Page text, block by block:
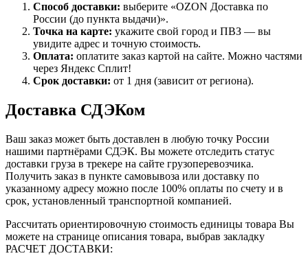
Способ доставки: выберите «OZON Доставка по
России (до пункта выдачи)».
Точка на карте: укажите свой город и ПВЗ — вы
увидите адрес и точную стоимость.
Оплата: оплатите заказ картой на сайте. Можно частями
через Яндекс Сплит!
Срок доставки: от 1 дня (зависит от региона).
Доставка СДЭКом
Ваш заказ может быть доставлен в любую точку России
нашими партнёрами СДЭК. Вы можете отследить статус
доставки груза в трекере на сайте грузоперевозчика.
Получить заказ в пункте самовывоза или доставку по
указанному адресу можно после 100% оплаты по счету и в
срок, установленный транспортной компанией.
Рассчитать ориентировочную стоимость единицы товара Вы
можете на странице описания товара, выбрав закладку
РАСЧЕТ ДОСТАВКИ: